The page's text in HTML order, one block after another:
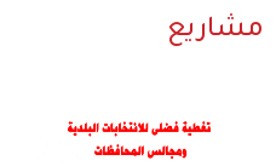
مشاريع